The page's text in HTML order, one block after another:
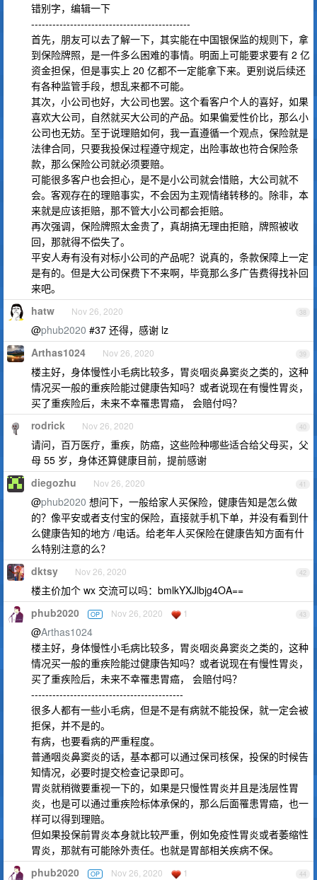
错别字，编辑一下
---------------------------------------------
首先，朋友可以去了解一下，其实能在中国银保监的规则下，拿
到保险牌照，是一件多么困难的事情。明面上可能要求要有 2 亿
资金担保，但是事实上 20 亿都不一定能拿下来。更别说后续还
有各种监管手段，想乱来都不可能。
其次，小公司也好，大公司也罢。这个看客户个人的喜好，如果
喜欢大公司，自然就买大公司的产品。如果偏爱性价比，那么小
公司也无妨。至于说理赔如何，我一直遵循一个观点，保险就是
法律合同，只要我投保过程遵守规定，出险事故也符合保险条
款，那么保险公司就必须要赔。
可能很多客户也会担心，是不是小公司就会惜赔，大公司就不
会。客观存在的理赔事实，不会因为主观情绪转移的。除非，本
来就是应该拒赔，那不管大小公司都会拒赔。
再次强调，保险牌照太金贵了，真胡搞无理由拒赔，牌照被收
回，那就得不偿失了。
平安人寿有没有对标小公司的产品呢？说真的，条款保障上一定
是有的。但是大公司保费下不来啊，毕竟那么多广告费得找补回
来吧。
38
hatw Nov 26, 2020
@phub2020 #37 还得，感谢 lz
39
Arthas1024 Nov 26, 2020
楼主好，身体慢性小毛病比较多，胃炎咽炎鼻窦炎之类的，这种
情况买一般的重疾险能过健康告知吗？或者说现在有慢性胃炎，
买了重疾险后，未来不幸罹患胃癌， 会赔付吗？
40
rodrick Nov 26, 2020
请问，百万医疗，重疾，防癌，这些险种哪些适合给父母买，父
母 55 岁，身体还算健康目前，提前感谢
41
diegozhu Nov 26, 2020
@phub2020 想问下，一般给家人买保险，健康告知是怎么做
的？像平安或者支付宝的保险，直接就手机下单，并没有看到什
么健康告知的地方 /电话。给老年人买保险在健康告知方面有什
么特别注意的么？
42
dktsy Nov 26, 2020
楼主价加个 wx 交流可以吗：bmlkYXJlbjg4OA==
43
phub2020 OP Nov 26, 2020 1
@Arthas1024
楼主好，身体慢性小毛病比较多，胃炎咽炎鼻窦炎之类的，这种
情况买一般的重疾险能过健康告知吗？或者说现在有慢性胃炎，
买了重疾险后，未来不幸罹患胃癌， 会赔付吗？
-------------------------------------------
很多人都有一些小毛病，但是不是有病就不能投保，就一定会被
拒保，并不是的。
有病，也要看病的严重程度。
普通咽炎鼻窦炎的话，基本都可以通过保司核保，投保的时候告
知情况，必要时提交检查记录即可。
胃炎就稍微要重视一下的，如果是只慢性胃炎并且是浅层性胃
炎，也是可以通过重疾险标体承保的，那么后面罹患胃癌，也一
样可以得到理赔。
但如果投保前胃炎本身就比较严重，例如免疫性胃炎或者萎缩性
胃炎，那就有可能除外责任。也就是胃部相关疾病不保。
44
phub2020 OP Nov 26, 2020 1